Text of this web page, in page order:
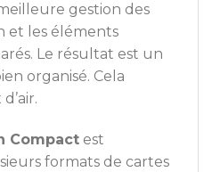
gestion des
et les éléments
Le résultat est un
organisé. Cela
Compact est
formats de cartes